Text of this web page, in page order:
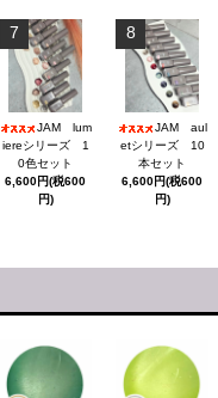
7
JAM lum
iereシリーズ 1
0色セット
6,600円(税600
円)
8
JAM aul
etシリーズ 10
本セット
6,600円(税600
円)